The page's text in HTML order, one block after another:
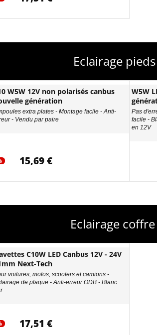
Eclairage
W5W 12V non polarisés canbus
génération
extra plates - Montage facile - Anti-
- Vendu par paire
15,69 €
W5W
Pas
facile -
en 12V
Eclairage
C10W LED Canbus 12V - 24V
Next-Tech
voitures, motos, scooters et camions -
de plaque - Anti-erreur ODB - Blanc
17,51 €